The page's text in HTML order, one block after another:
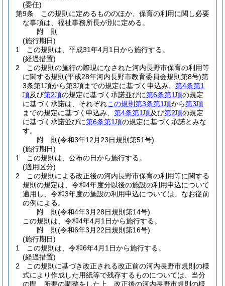
(委任)
第9条
この規則に定めるもののほか、保育の利用に関し必要
な事項は、福祉事務所長が別に定める。
附 則
(施行期日)
1
この規則は、平成31年4月1日から施行する。
(経過措置)
2
この規則の施行の際現になされた河内長野市保育の利用等
に関する規則 (平成28年河内長野市教育委員会規則第8号)第
3条第1項から第3項までの規定に基づく申込み、 第4条第1
項及び第2項の規定に基づく承諾並びに第6条第1項の規定
に基づく承諾は、それぞれこの規則第3条第1項から第3項
までの規定に基づく申込み、 第4条第1項及び第2項の規定
に基づく承諾並びに第6条第1項の規定に基づく承諾とみな
す。
附 則(令和3年12月23日規則第51号)
(施行期日)
1
この規則は、公布の日から施行する。
(適用区分)
2
この規則による改正後の河内長野市保育の利用等に関する
規則の規定は、令和4年度分以後の施設の利用申込について
適用し、令和3年度の施設の利用申込については、なお従前
の例による。
附 則(令和4年3月28日規則第14号)
この規則は、令和4年4月1日から施行する。
附 則(令和6年3月22日規則第16号)
(施行期日)
1
この規則は、令和6年4月1日から施行する。
(経過措置)
2
この規則に基づき改正される改正前の河内長野市規則の様
式により作成した用紙等で残存するものについては、当分
の間、所要の調整をした上、改正後の河内長野市規則の様